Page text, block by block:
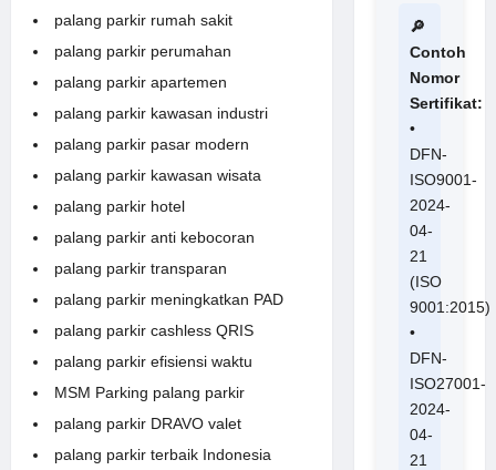
palang parkir rumah sakit
palang parkir perumahan
palang parkir apartemen
palang parkir kawasan industri
palang parkir pasar modern
palang parkir kawasan wisata
palang parkir hotel
palang parkir anti kebocoran
palang parkir transparan
palang parkir meningkatkan PAD
palang parkir cashless QRIS
palang parkir efisiensi waktu
MSM Parking palang parkir
palang parkir DRAVO valet
palang parkir terbaik Indonesia
🔎
Contoh
Nomor
Sertifikat:
•
DFN-
ISO9001-
2024-
04-
21
(ISO
9001:2015)
•
DFN-
ISO27001-
2024-
04-
21